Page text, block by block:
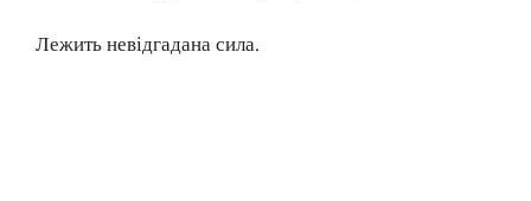
Лежить невідгадана сила.